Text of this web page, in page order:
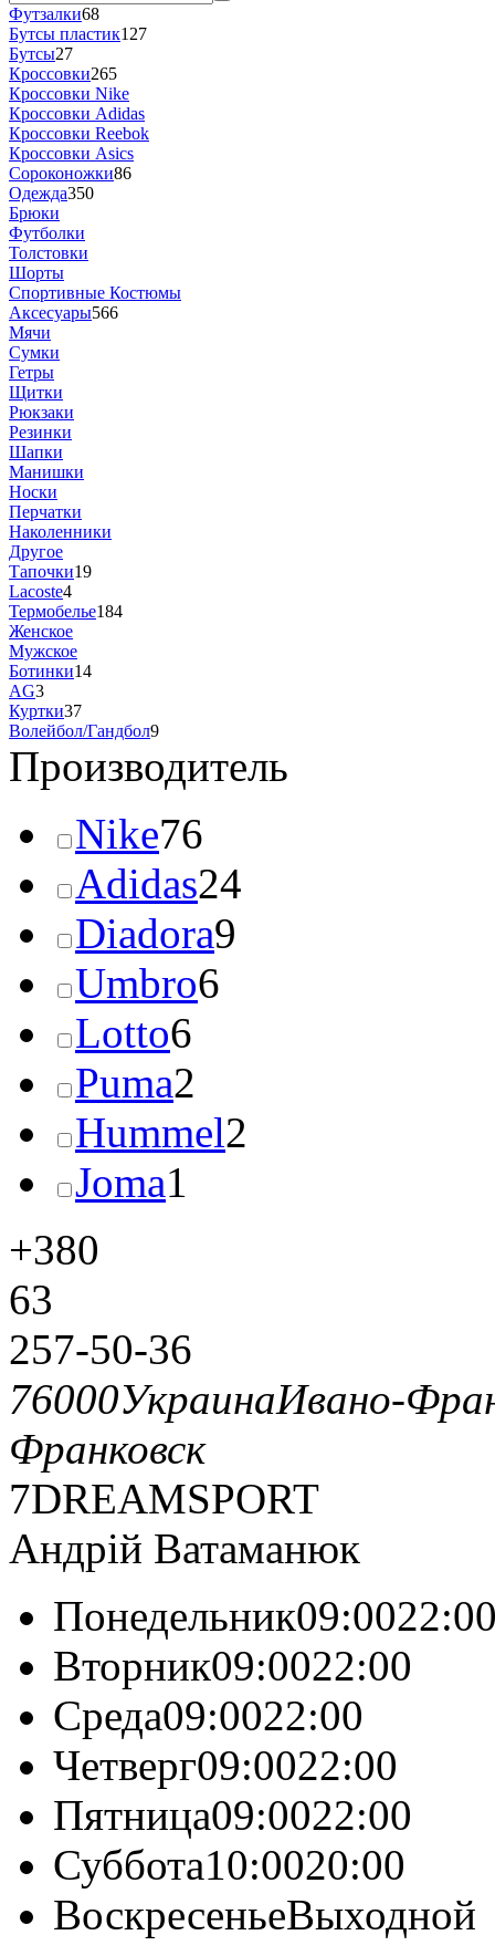
Футзалки68
Бутсы пластик127
Бутсы27
Кроссовки265
Кроссовки Nike
Кроссовки Adidas
Кроссовки Reebok
Кроссовки Asics
Сороконожки86
Одежда350
Брюки
Футболки
Толстовки
Шорты
Спортивные Костюмы
Аксесуары566
Мячи
Сумки
Гетры
Щитки
Рюкзаки
Резинки
Шапки
Манишки
Носки
Перчатки
Наколенники
Другое
Тапочки19
Lacoste4
Термобелье184
Женское
Мужское
Ботинки14
AG3
Куртки37
Волейбол/Гандбол9
Производитель
Nike76
Adidas24
Diadora9
Umbro6
Lotto6
Puma2
Hummel2
Joma1
+380
63
257-50-36
76000УкраинаИвано-
Франковск
7DREAMSPORT
Андрій Ватаманюк
Вторник09:0022:00
Среда09:0022:00
Четверг09:0022:00
Пятница09:0022:00
Суббота10:0020:00
ВоскресеньеВыходной